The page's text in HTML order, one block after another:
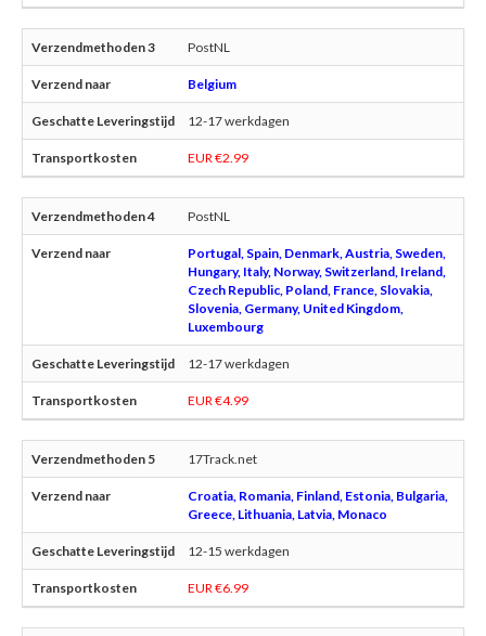
PostNL
Belgium
12-17 werkdagen
EUR €2.99
PostNL
Portugal, Spain, Denmark, Austria, Sweden,
Hungary, Italy, Norway, Switzerland, Ireland,
Czech Republic, Poland, France, Slovakia,
Slovenia, Germany, United Kingdom,
Luxembourg
12-17 werkdagen
EUR €4.99
17Track.net
Croatia, Romania, Finland, Estonia, Bulgaria,
Greece, Lithuania, Latvia, Monaco
12-15 werkdagen
EUR €6.99